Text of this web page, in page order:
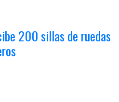
200 sillas de ruedas